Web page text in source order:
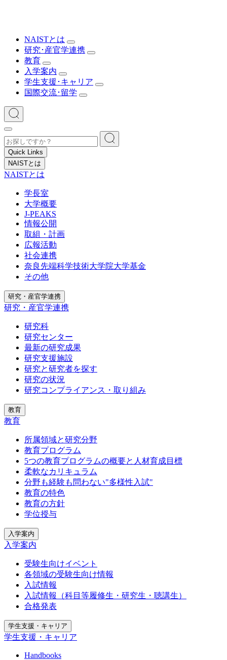
NAISTとは
研究･産官学連携
教育
入学案内
学生支援･キャリア
国際交流･留学
Quick Links
NAISTとは
NAISTとは
学長室
大学概要
J-PEAKS
情報公開
取組・計画
広報活動
社会連携
奈良先端科学技術大学院大学基金
その他
研究・産官学連携
研究・産官学連携
研究科
研究センター
最新の研究成果
研究支援施設
研究と研究者を探す
研究の状況
研究コンプライアンス・取り組み
教育
教育
所属領域と研究分野
教育プログラム
5つの教育プログラムの概要と人材育成目標
柔軟なカリキュラム
分野も経験も問わない"多様性入試"
教育の特色
教育の方針
学位授与
入学案内
入学案内
受験生向けイベント
各領域の受験生向け情報
入試情報
入試情報（科目等履修生・研究生・聴講生）
合格発表
学生支援・キャリア
学生支援・キャリア
Handbooks